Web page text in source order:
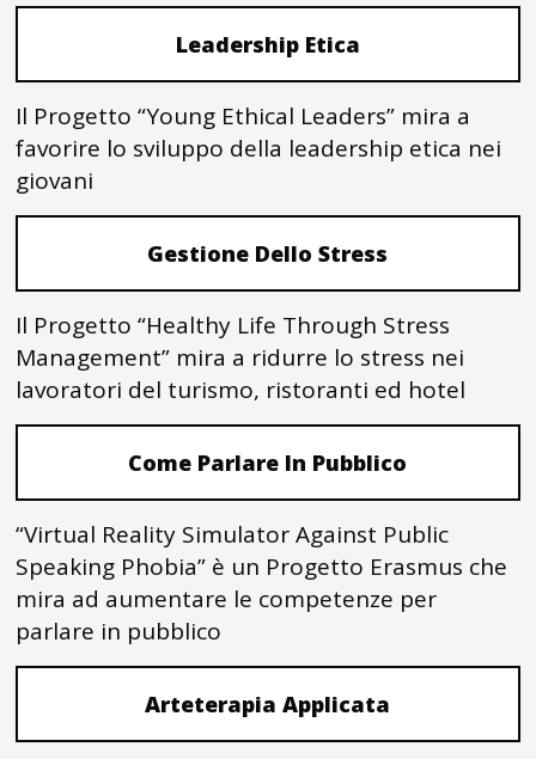
Leadership Etica
Il Progetto “Young Ethical Leaders” mira a
favorire lo sviluppo della leadership etica nei
giovani
Gestione Dello Stress
Il Progetto “Healthy Life Through Stress
Management” mira a ridurre lo stress nei
lavoratori del turismo, ristoranti ed hotel
Come Parlare In Pubblico
“Virtual Reality Simulator Against Public
Speaking Phobia” è un Progetto Erasmus che
mira ad aumentare le competenze per
parlare in pubblico
Arteterapia Applicata